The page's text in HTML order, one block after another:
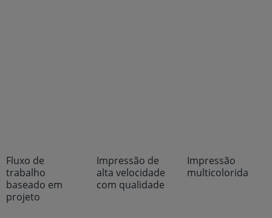
Fluxo de
trabalho
baseado em
projeto
Impressão de
alta velocidade
com qualidade
Impressão
multicolorida